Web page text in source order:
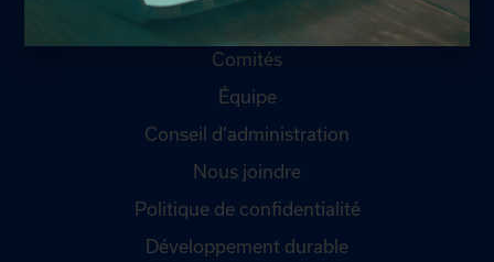
Qui sommes-nous ?
Comités
Équipe
Conseil d'administration
Nous joindre
Politique de confidentialité
Développement durable